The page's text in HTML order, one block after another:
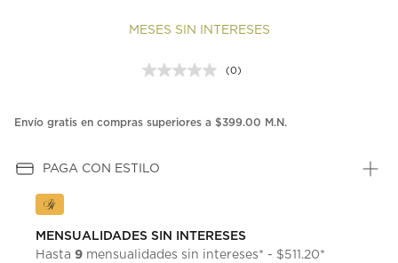
MESES SIN INTERESES
Sin
en
(0)
Envío gratis en compras superiores a $399.00 M.N.
PAGA CON ESTILO
MENSUALIDADES SIN INTERESES
Hasta 9 mensualidades sin intereses* - $511.20*